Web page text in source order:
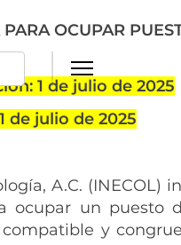
OCUPAR
1 de julio de 2025
de julio de 2025
A.C.
ocupar un puesto
y